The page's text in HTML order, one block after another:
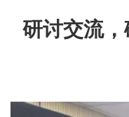
研讨交流